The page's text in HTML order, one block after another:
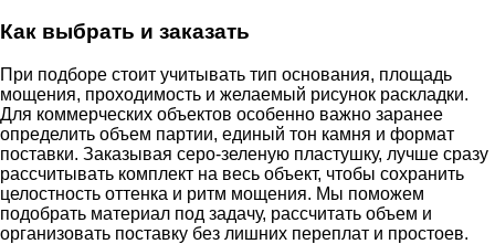
Как выбрать и заказать
При подборе стоит учитывать тип основания, площадь
мощения, проходимость и желаемый рисунок раскладки.
Для коммерческих объектов особенно важно заранее
определить объем партии, единый тон камня и формат
поставки. Заказывая серо-зеленую пластушку, лучше сразу
рассчитывать комплект на весь объект, чтобы сохранить
целостность оттенка и ритм мощения. Мы поможем
подобрать материал под задачу, рассчитать объем и
организовать поставку без лишних переплат и простоев.